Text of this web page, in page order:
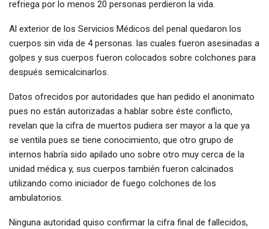
refriega por lo menos 20 personas perdieron la vida.
Al exterior de los Servicios Médicos del penal quedaron los
cuerpos sin vida de 4 personas. las cuales fueron asesinadas a
golpes y sus cuerpos fueron colocados sobre colchones para
después semicalcinarlos.
Datos ofrecidos por autoridades que han pedido el anonimato
pues no están autorizadas a hablar sobre éste conflicto,
revelan que la cifra de muertos pudiera ser mayor a la que ya
se ventila pues se tiene conocimiento, que otro grupo de
internos habría sido apilado uno sobre otro muy cerca de la
unidad médica y, sus cuerpos también fueron calcinados
utilizando como iniciador de fuego colchones de los
ambulatorios.
Ninguna autoridad quiso confirmar la cifra final de fallecidos,